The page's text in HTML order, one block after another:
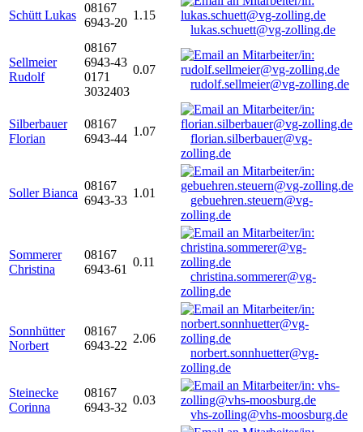
Schütt Lukas
08167
6943-20
1.15
lukas.schuett@vg-zolling.de
Sellmeier
Rudolf
08167
6943-43
0171
3032403
0.07
rudolf.sellmeier@vg-zolling.de
Silberbauer
Florian
08167
6943-44
1.07
florian.silberbauer@vg-
zolling.de
Soller Bianca
08167
6943-33
1.01
gebuehren.steuern@vg-
zolling.de
Sommerer
Christina
08167
6943-61
0.11
christina.sommerer@vg-
zolling.de
Sonnhütter
Norbert
08167
6943-22
2.06
norbert.sonnhuetter@vg-
zolling.de
Steinecke
Corinna
08167
6943-32
0.03
vhs-zolling@vhs-moosburg.de